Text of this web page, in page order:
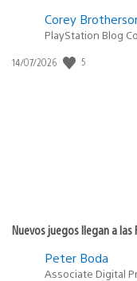
Corey
PlayStation Blog
Fecha
14/07/2026 5
Nuevos juegos llegan a
Peter Boda
Associate Digital